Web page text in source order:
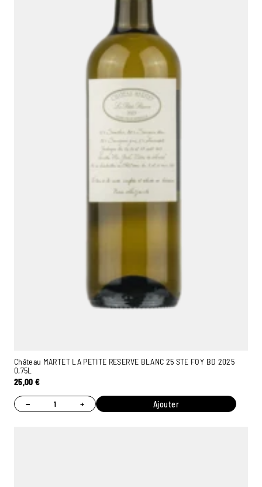
Château MARTET LA PETITE RESERVE BLANC 25 STE FOY BD 2025
0,75L
25,00€
− + Ajouter